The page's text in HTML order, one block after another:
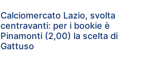
Calciomercato Lazio, svolta
centravanti: per i bookie è
Pinamonti (2,00) la scelta di
Gattuso